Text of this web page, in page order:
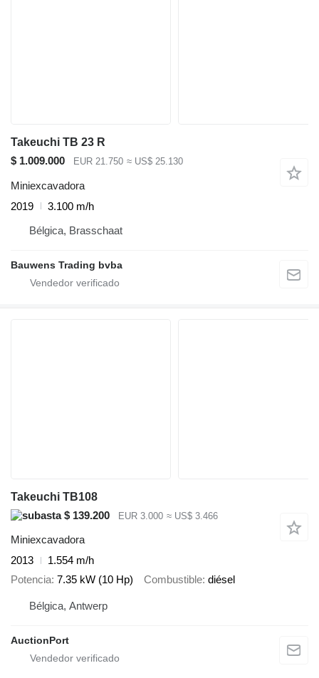
Takeuchi TB 23 R
$ 1.009.000
EUR 21.750 ≈ US$ 25.130
Miniexcavadora
2019
3.100 m/h
Bélgica, Brasschaat
Bauwens Trading bvba
Takeuchi TB108
$ 139.200
EUR 3.000 ≈ US$ 3.466
Miniexcavadora
2013
1.554 m/h
Potencia 7.35 kW (10 Hp) Combustible diésel
Bélgica, Antwerp
AuctionPort